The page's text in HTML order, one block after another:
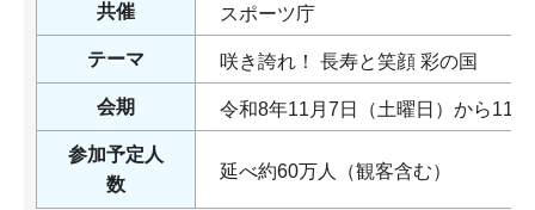
共催 スポーツ庁
テーマ 咲き誇れ！ 長寿と笑顔 彩の国
会期 令和8年11月7日（土曜日）から11
参加予定人
数
延べ約60万人（観客含む）